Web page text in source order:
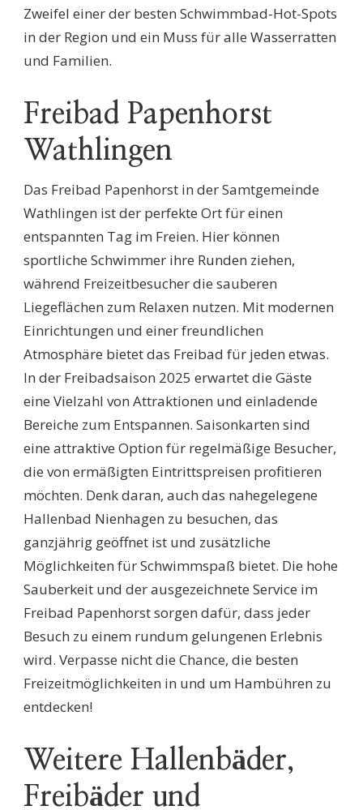
Zweifel einer der besten Schwimmbad-Hot-Spots
in der Region und ein Muss für alle Wasserratten
und Familien.
Freibad Papenhorst
Wathlingen
Das Freibad Papenhorst in der Samtgemeinde
Wathlingen ist der perfekte Ort für einen
entspannten Tag im Freien. Hier können
sportliche Schwimmer ihre Runden ziehen,
während Freizeitbesucher die sauberen
Liegeflächen zum Relaxen nutzen. Mit modernen
Einrichtungen und einer freundlichen
Atmosphäre bietet das Freibad für jeden etwas.
In der Freibadsaison 2025 erwartet die Gäste
eine Vielzahl von Attraktionen und einladende
Bereiche zum Entspannen. Saisonkarten sind
eine attraktive Option für regelmäßige Besucher,
die von ermäßigten Eintrittspreisen profitieren
möchten. Denk daran, auch das nahegelegene
Hallenbad Nienhagen zu besuchen, das
ganzjährig geöffnet ist und zusätzliche
Möglichkeiten für Schwimmspaß bietet. Die hohe
Sauberkeit und der ausgezeichnete Service im
Freibad Papenhorst sorgen dafür, dass jeder
Besuch zu einem rundum gelungenen Erlebnis
wird. Verpasse nicht die Chance, die besten
Freizeitmöglichkeiten in und um Hambühren zu
entdecken!
Weitere Hallenbäder,
Freibäder und